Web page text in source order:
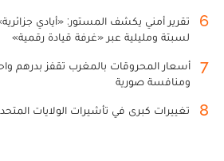
6
تقرير أمني يكشف المستور: «أيادي
لسبتة ومليلية عبر «غرفة قيادة رقمية»
7
أسعار المحروقات بالمغرب تقفز بدرهم
ومنافسة صورية
8 تغييرات كبرى في تأشيرات الولايات